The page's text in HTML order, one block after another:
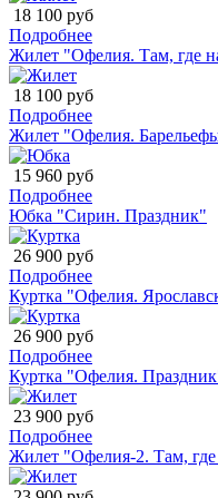
18 100 руб
Подробнее
Жилет "Офелия. Там, где
18 100 руб
Подробнее
Жилет "Офелия.
15 960 руб
Подробнее
Юбка "Сирин. Праздник"
26 900 руб
Подробнее
Куртка "Офелия.
26 900 руб
Подробнее
Куртка "Офелия.
23 900 руб
Подробнее
Жилет "Офелия-2. Там, где